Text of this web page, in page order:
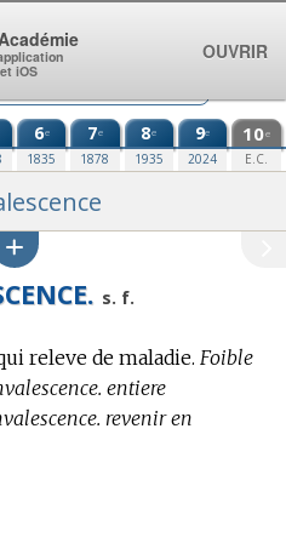
6e
1835
7e
1878
8e
1935
9e
2024
10e
E.C.
s. f.
releve de maladie. Foible
entiere
revenir en
iOS
OUVRIR